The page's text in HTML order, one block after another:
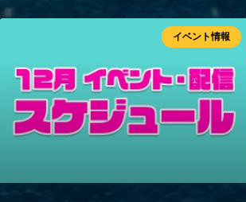
イベント情報